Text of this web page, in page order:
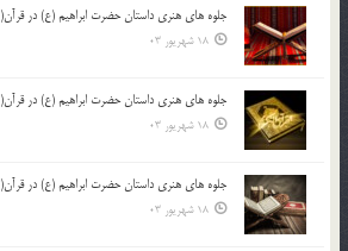
جلوه هاي هنري داستان حضرت ابراهيم (ع) در قرآن(1)
18 شهریور 03
جلوه هاي هنري داستان حضرت ابراهيم (ع) در قرآن(2)
18 شهریور 03
جلوه هاي هنري داستان حضرت ابراهيم (ع) در قرآن(3)
18 شهریور 03